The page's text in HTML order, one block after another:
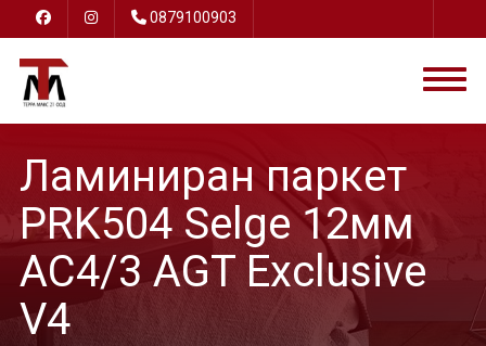
0879100903
Ламиниран паркет
PRK504 Selge 12мм
AC4/3 AGT Exclusive
V4